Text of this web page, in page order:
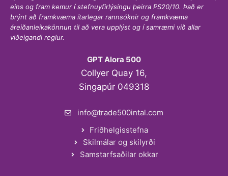
eins og fram kemur í stefnuyfirlýsingu þeirra PS20/10. Það er
brýnt að framkvæma ítarlegar rannsóknir og framkvæma
áreiðanleikakönnun til að vera upplýst og í samræmi við allar
viðeigandi reglur.
GPT Alora 500
Collyer Quay 16,
Singapúr 049318
info@trade500intal.com
Friðhelgisstefna
Skilmálar og skilyrði
Samstarfsaðilar okkar